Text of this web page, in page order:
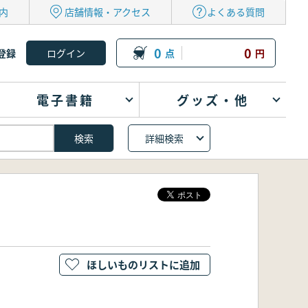
店舗情報・アクセス よくある質問
録 0 点 0 円
電子書籍 グッズ・他
詳細検索
ほしいものリストに追加